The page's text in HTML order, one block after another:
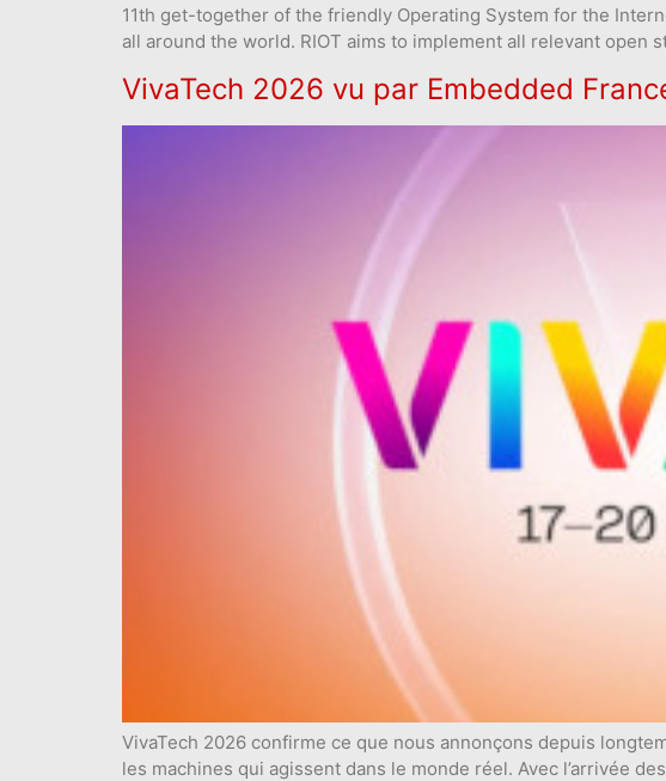
11th get-together of the friendly Operating System for the
all around the world. RIOT aims to implement all relevant
VivaTech 2026 vu par Embedded
VivaTech 2026 confirme ce que nous annonçons depuis
les machines qui agissent dans le monde réel. Avec l’arrivée